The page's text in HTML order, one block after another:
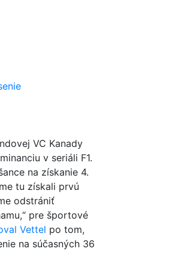
VC Kanady
v seriáli F1.
na získanie 4.
tu získali prvú
odstrániť
pre športové
Vettel po tom,
na súčasných 36